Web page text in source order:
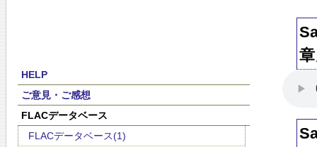
HELP
ご意見・ご感想
FLACデータベース
FLACデータベース(1)